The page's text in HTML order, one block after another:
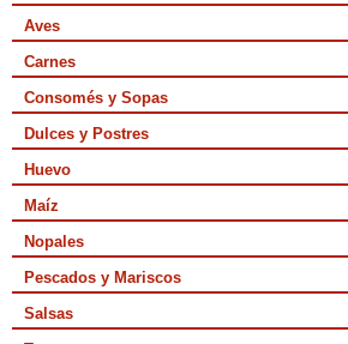
Aves
Carnes
Consomés y Sopas
Dulces y Postres
Huevo
Maíz
Nopales
Pescados y Mariscos
Salsas